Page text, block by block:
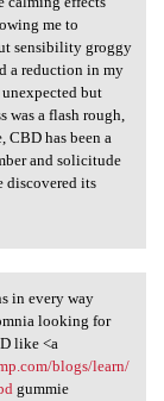
me to
sensibility groggy
a reduction in my
but
was a flash rough,
has been a
and solicitude
discovered its
in every way
looking for
like <a
blogs/learn/
gummie